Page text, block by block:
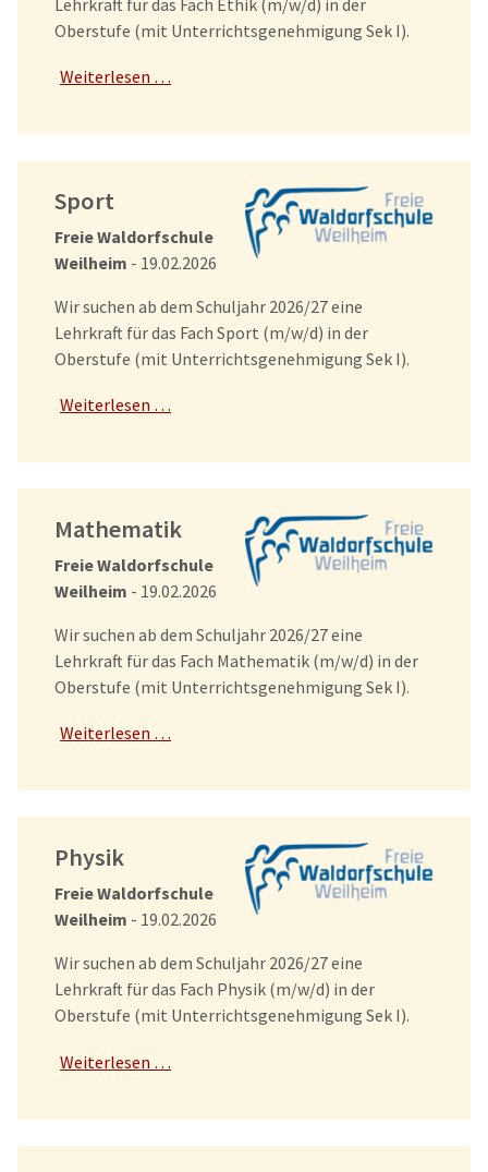
Lehrkraft für das Fach Ethik (m/w/d) in der
Oberstufe (mit Unterrichtsgenehmigung Sek I).
Weiterlesen …
Sport
Freie Waldorfschule
Weilheim - 19.02.2026
Wir suchen ab dem Schuljahr 2026/27 eine
Lehrkraft für das Fach Sport (m/w/d) in der
Oberstufe (mit Unterrichtsgenehmigung Sek I).
Weiterlesen …
Mathematik
Freie Waldorfschule
Weilheim - 19.02.2026
Wir suchen ab dem Schuljahr 2026/27 eine
Lehrkraft für das Fach Mathematik (m/w/d) in der
Oberstufe (mit Unterrichtsgenehmigung Sek I).
Weiterlesen …
Physik
Freie Waldorfschule
Weilheim - 19.02.2026
Wir suchen ab dem Schuljahr 2026/27 eine
Lehrkraft für das Fach Physik (m/w/d) in der
Oberstufe (mit Unterrichtsgenehmigung Sek I).
Weiterlesen …